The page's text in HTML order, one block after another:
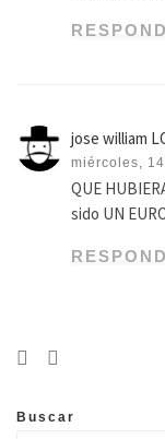
jose william
miércoles,
QUE
sido UN
Buscar